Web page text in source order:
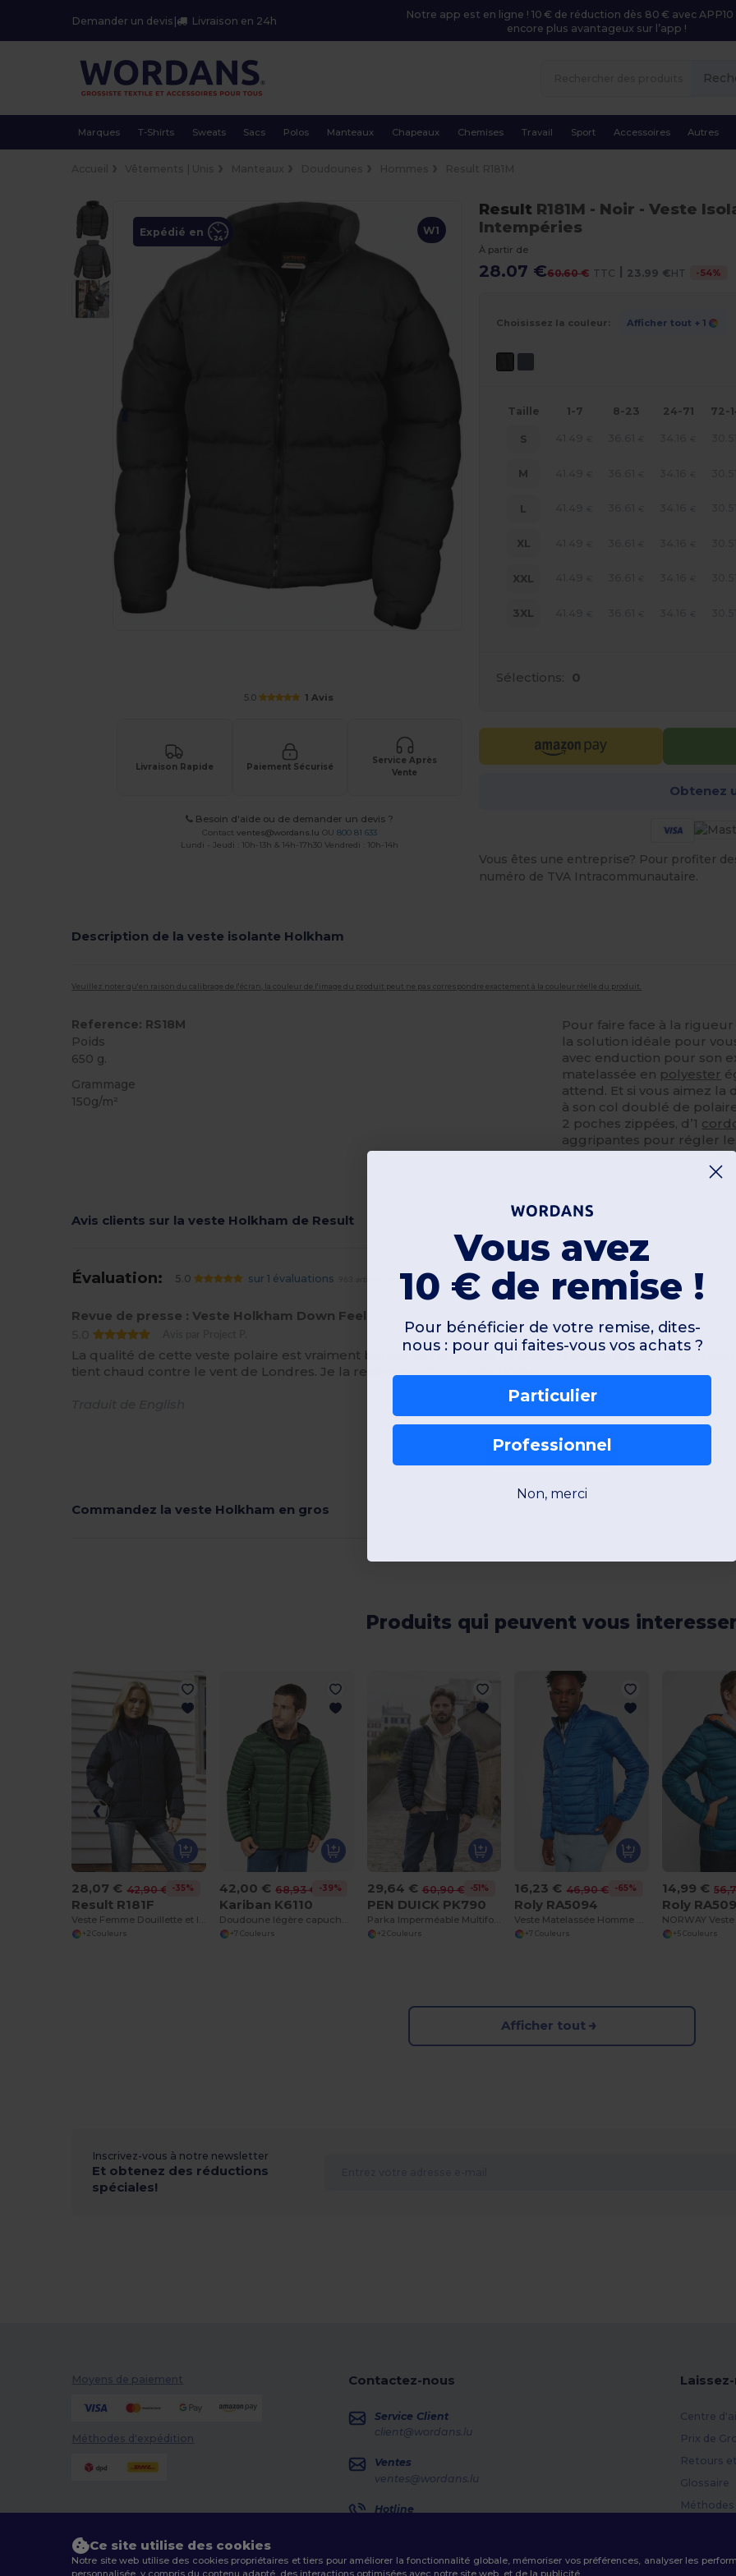
Demander un devis | Livraison en 24h
Notre app est en ligne ! 10 € de réduction dès 80 € avec APP10
encore plus avantageux sur l’app !
Marques T-Shirts Sweats Sacs Polos Manteaux Chapeaux Chemises Travail Sport Accessoires Autres
W1
Expédié en
5.0 1 Avis
Livraison Rapide Paiement Sécurisé
Service Après
Vente
Besoin d'aide ou de demander un devis ?
Contactventes@wordans.lu OU800 81 633
Lundi - Jeudi : 10h-13h & 14h-17h30 Vendredi : 10h-14h
Result R181M - Noir - Veste
Intempéries
À partir de
28.07 €60.60 € TTC | 23.99 €HT -54%
Choisissez la couleur: Afficher tout + 1
Taille 1-7 8-23 24-71 72-
S
M
L
XL
XXL
3XL
Sélections: 0
Obtenez
Vous êtes une entreprise? Pour profiter
numéro de TVA Intracommunautaire.
Description de la veste isolante Holkham
Veuillez noter qu'en raison du calibrage de l'écran, la couleur de l'image du produit peut ne pas correspondre exactement à la couleur réelle du produit.
Reference: RS18M
Poids
650 g.
Grammage
150g/m²
Pour faire face à la
la solution idéale pour
avec enduction pour son
matelassée en polyester
attend. Et si vous aimez
à son col doublé de
2 poches zippées, d’1
aggripantes pour régler
Avis clients sur la veste Holkham de Result
Évaluation: 5.0 sur 1 évaluations 963 articles vendus
Revue de presse : Veste Holkham Down Feel
5.0
La qualité de cette veste polaire est vraiment bonne. Je l'ai utilisée pendant l'hiver et je peux
tient chaud contre le vent de Londres. Je la recommanderais sans hésiter.
Ajouter un avis
Commandez la veste Holkham en gros
Produits qui peuvent vous
28,07 € 42,90 € -35%
Result R181F
+2 Couleurs
42,00 € 68,93 € -39%
Kariban K6110
+7 Couleurs
29,64 € 60,90 € -51%
PEN DUICK PK790
Parka Imperméable Multifonction avec Capuche Amovible
+2 Couleurs
16,23 € 46,90 € -65%
Roly RA5094
+7 Couleurs
14,99 €
Roly
+5 Couleurs
Afficher tout
Inscrivez-vous à notre newsletter
Et obtenez des réductions
spéciales!
Moyens de paiement
Méthodes d'expédition
Contactez-nous
Service Client
client@wordans.lu
Ventes
ventes@wordans.lu
Hotline
Suivi de commande
Centre
Prix de
Retours
Glossaire
Ce site utilise des cookies
Notre site web utilise des cookies propriétaires et tiers pour améliorer la fonctionnalité globale, mémoriser vos préférences, analyser les
personnalisée, y compris du contenu adapté, des interactions optimisées avec notre site web, et de la publicité.
Vous avez
10 € de remise !
Pour bénéficier de votre remise, dites-
nous : pour qui faites-vous vos achats ?
Particulier
Professionnel
Non, merci